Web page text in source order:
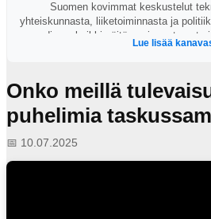
Suomen kovimmat keskustelut
yhteiskunnasta, liiketoiminnasta ja
audiona, kaikki näitä uusimmat ovat
George
Lue lisää
Onko meillä
puhelimia
📅 10.07.2025